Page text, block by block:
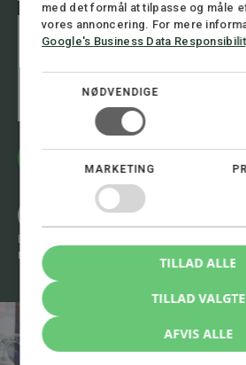
e
m
r
k
Ring 8.00 - 16.00
Eller skriv til os 24/7
mail@stormadvokatfirma.dk
med det formål at tilpasse og måle
vores annoncering. For mere
Google's Business Data
NØDVENDIGE
MARKETING
TILLAD VALGTE
TILLAD ALLE
AFVIS ALLE